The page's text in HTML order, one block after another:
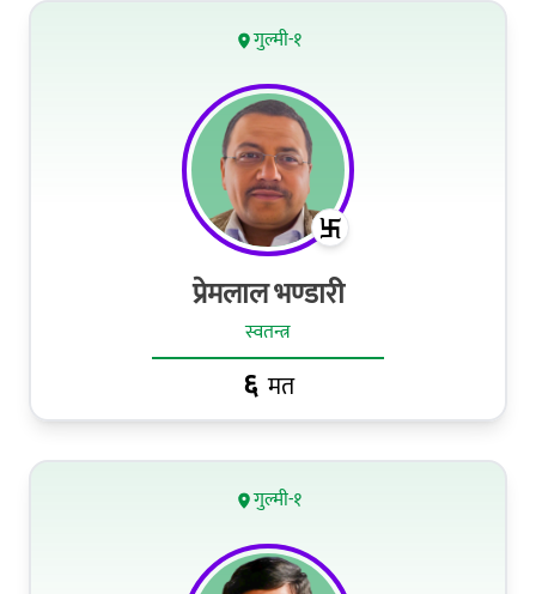
गुल्मी-१
प्रेमलाल भण्‍डारी
स्वतन्त्र
६ मत
गुल्मी-१